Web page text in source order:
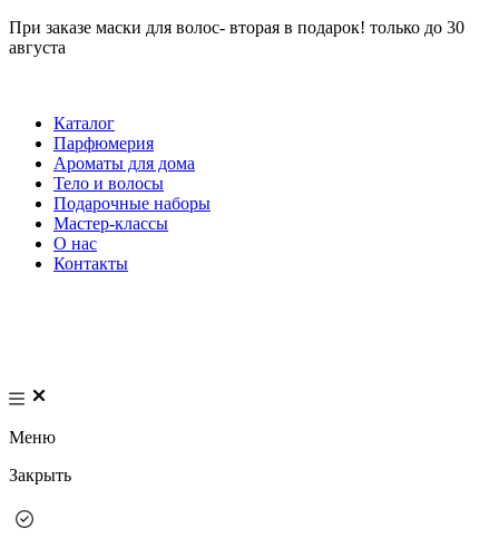
При заказе маски для волос- вторая в подарок! только до 30
августа
Каталог
Парфюмерия
Ароматы для дома
Тело и волосы
Подарочные наборы
Мастер-классы
О нас
Контакты
Меню
Закрыть